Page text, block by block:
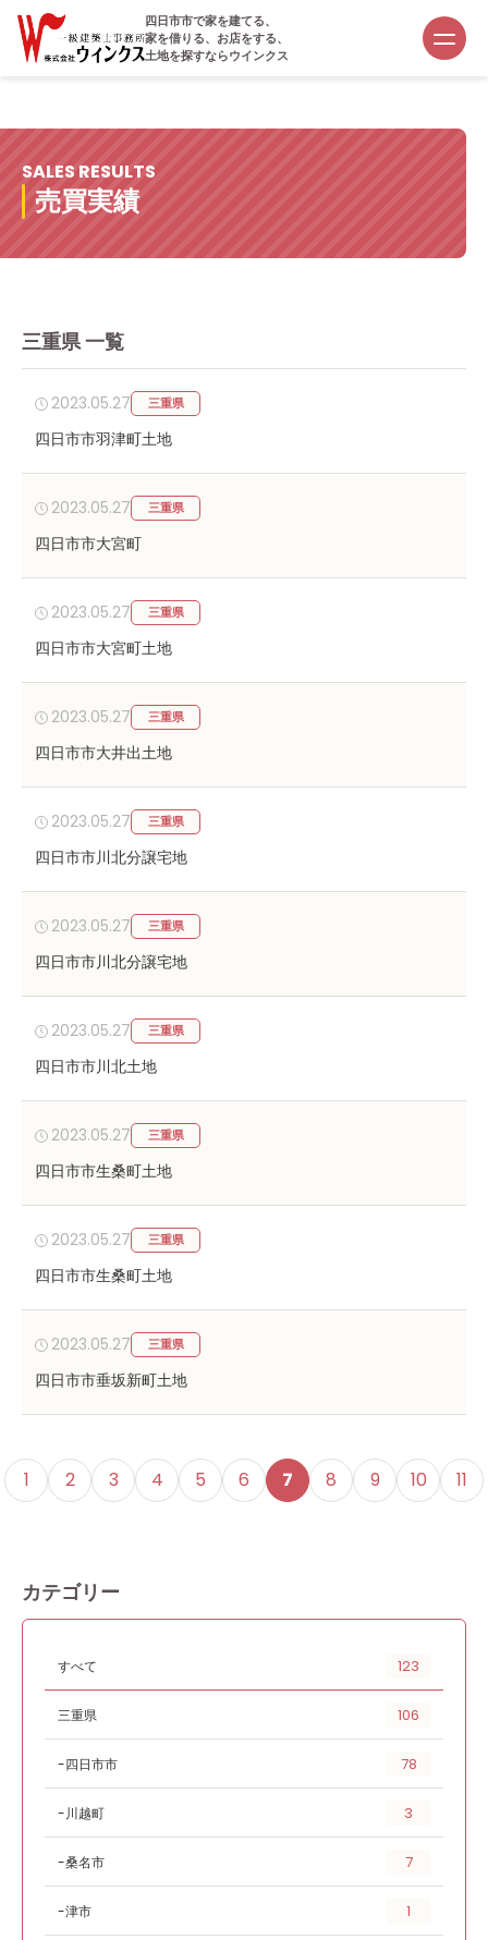
四日市市で家を建てる、
家を借りる、お店をする、
土地を探すならウインクス
売買実績
SALES RESULTS
三重県 一覧
2023.05.27 三重県
四日市市羽津町土地
2023.05.27 三重県
四日市市大宮町
2023.05.27 三重県
四日市市大宮町土地
2023.05.27 三重県
四日市市大井出土地
2023.05.27 三重県
四日市市川北分譲宅地
2023.05.27 三重県
四日市市川北分譲宅地
2023.05.27 三重県
四日市市川北土地
2023.05.27 三重県
四日市市生桑町土地
2023.05.27 三重県
四日市市生桑町土地
2023.05.27 三重県
四日市市垂坂新町土地
1 2 3 4 5 6 7 8 9 10 11
カテゴリー
すべて 123
三重県 106
四日市市 78
川越町 3
桑名市 7
津市 1